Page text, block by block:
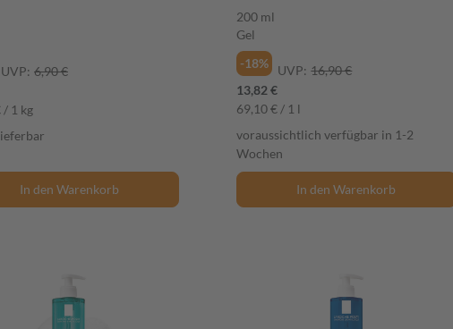
UVP: 6,90 €
/ 1 kg
In den Warenkorb
ml Gel
200 ml
Gel
-18%
UVP: 16,90 €
13,82 €
69,10 € / 1 l
voraussichtlich verfügbar in 1-2
Wochen
In den Warenkorb